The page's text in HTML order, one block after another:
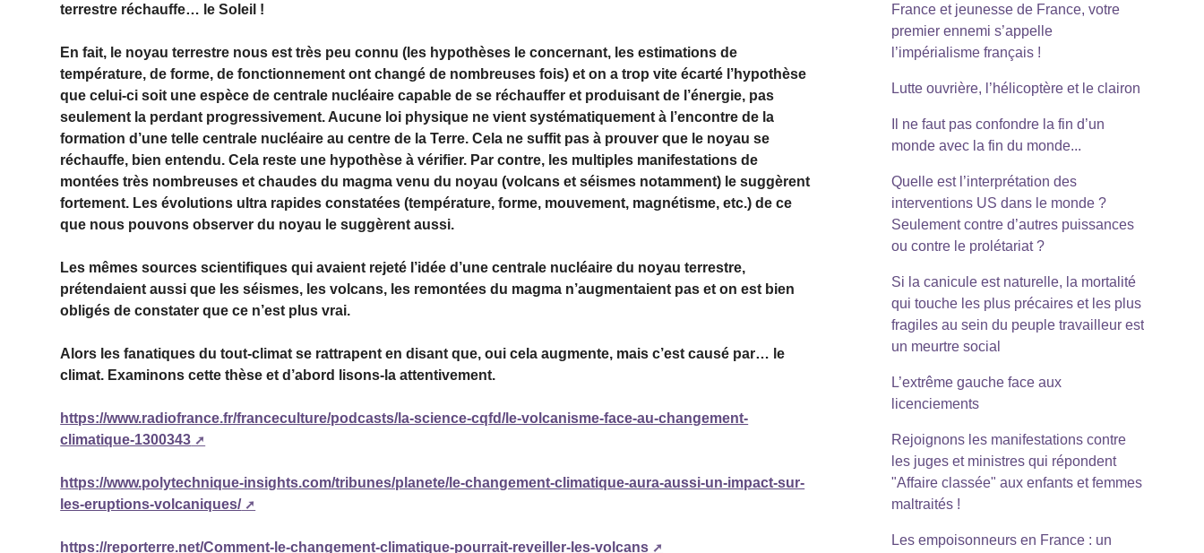
terrestre réchauffe… le Soleil !
En fait, le noyau terrestre nous est très peu connu (les hypothèses le concernant, les estimations de
température, de forme, de fonctionnement ont changé de nombreuses fois) et on a trop vite écarté l’hypothèse
que celui-ci soit une espèce de centrale nucléaire capable de se réchauffer et produisant de l’énergie, pas
seulement la perdant progressivement. Aucune loi physique ne vient systématiquement à l’encontre de la
formation d’une telle centrale nucléaire au centre de la Terre. Cela ne suffit pas à prouver que le noyau se
réchauffe, bien entendu. Cela reste une hypothèse à vérifier. Par contre, les multiples manifestations de
montées très nombreuses et chaudes du magma venu du noyau (volcans et séismes notamment) le suggèrent
fortement. Les évolutions ultra rapides constatées (température, forme, mouvement, magnétisme, etc.) de ce
que nous pouvons observer du noyau le suggèrent aussi.
Les mêmes sources scientifiques qui avaient rejeté l’idée d’une centrale nucléaire du noyau terrestre,
prétendaient aussi que les séismes, les volcans, les remontées du magma n’augmentaient pas et on est bien
obligés de constater que ce n’est plus vrai.
Alors les fanatiques du tout-climat se rattrapent en disant que, oui cela augmente, mais c’est causé par… le
climat. Examinons cette thèse et d’abord lisons-la attentivement.
https://www.radiofrance.fr/franceculture/podcasts/la-science-cqfd/le-volcanisme-face-au-changement-
climatique-1300343
https://www.polytechnique-insights.com/tribunes/planete/le-changement-climatique-aura-aussi-un-impact-sur-
les-eruptions-volcaniques/
https://reporterre.net/Comment-le-changement-climatique-pourrait-reveiller-les-volcans
France et jeunesse de France, votre
premier ennemi s’appelle
l’impérialisme français !
Lutte ouvrière, l’hélicoptère et le clairon
Il ne faut pas confondre la fin d’un
monde avec la fin du monde...
Quelle est l’interprétation des
interventions US dans le monde ?
Seulement contre d’autres puissances
ou contre le prolétariat ?
Si la canicule est naturelle, la mortalité
qui touche les plus précaires et les plus
fragiles au sein du peuple travailleur est
un meurtre social
L’extrême gauche face aux
licenciements
Rejoignons les manifestations contre
les juges et ministres qui répondent
"Affaire classée" aux enfants et femmes
maltraités !
Les empoisonneurs en France : un